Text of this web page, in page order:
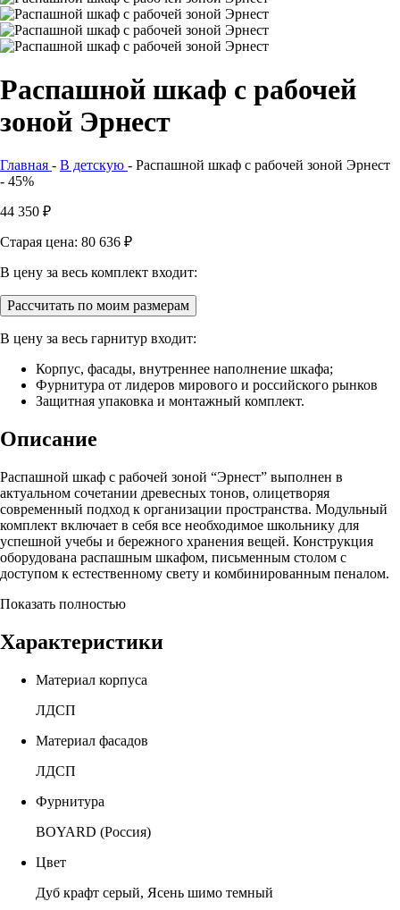
Распашной шкаф с рабочей
зоной Эрнест
Главная - В детскую - Распашной шкаф с рабочей зоной Эрнест
- 45%
44 350 ₽
Старая цена: 80 636 ₽
В цену за весь комплект входит:
Рассчитать по моим размерам
В цену за весь гарнитур входит:
Корпус, фасады, внутреннее наполнение шкафа;
Фурнитура от лидеров мирового и российского рынков
Защитная упаковка и монтажный комплект.
Описание
Распашной шкаф с рабочей зоной “Эрнест” выполнен в
актуальном сочетании древесных тонов, олицетворяя
современный подход к организации пространства. Модульный
комплект включает в себя все необходимое школьнику для
успешной учебы и бережного хранения вещей. Конструкция
оборудована распашным шкафом, письменным столом с
доступом к естественному свету и комбинированным пеналом.
Показать полностью
Характеристики
Материал корпуса
ЛДСП
Материал фасадов
ЛДСП
Фурнитура
BOYARD (Россия)
Цвет
Дуб крафт серый, Ясень шимо темный